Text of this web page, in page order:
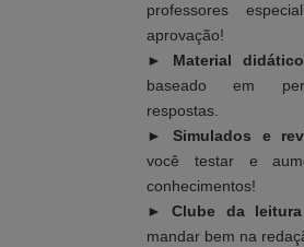
professores
aprovação!
► Material
baseado em
respostas.
► Simulados e
você testar e
conhecimentos!
►Clube da leitura
mandar bem na